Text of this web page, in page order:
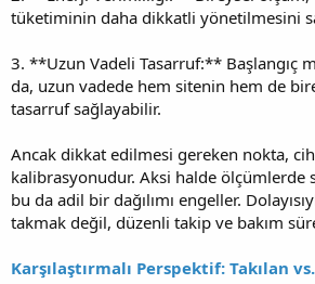
tüketiminin daha dikkatli yönetilmesini
3. **Uzun Vadeli Tasarruf:** Başlangıç
da, uzun vadede hem sitenin hem de
tasarruf sağlayabilir.
Ancak dikkat edilmesi gereken nokta,
kalibrasyonudur. Aksi halde ölçümlerde
bu da adil bir dağılımı engeller.
takmak değil, düzenli takip ve bakım
Karşılaştırmalı Perspektif: Takılan